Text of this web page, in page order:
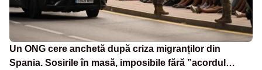
Un ONG cere anchetă după criza migranților din
Spania. Sosirile în masă, imposibile fără ”acordul